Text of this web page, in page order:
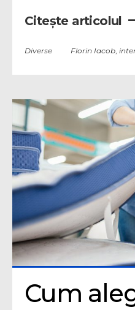
Citește articolul
Diverse Florin Iacob
Cum